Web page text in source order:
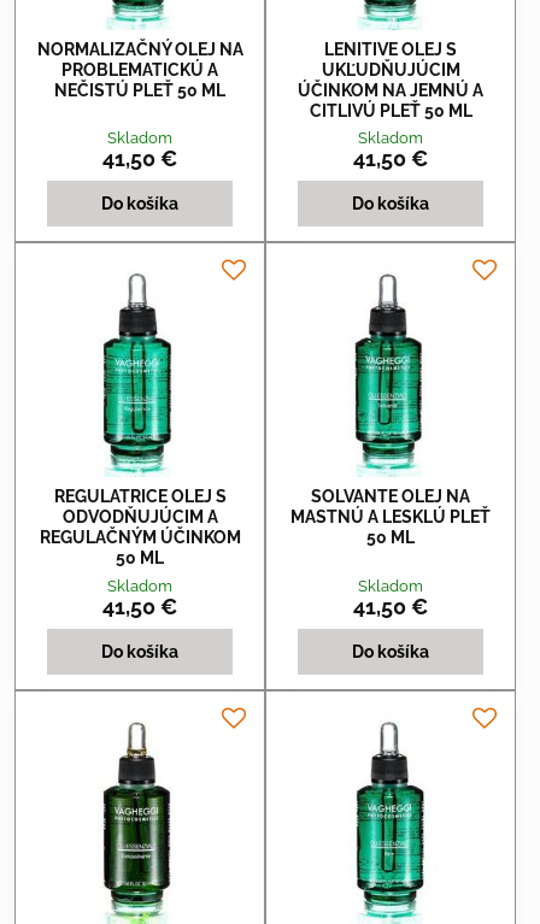
NORMALIZAČNÝ OLEJ NA
PROBLEMATICKÚ A
NEČISTÚ PLEŤ 50 ML
Skladom
41,50 €
Do košíka
LENITIVE OLEJ S
UKĽUDŇUJÚCIM
ÚČINKOM NA JEMNÚ A
CITLIVÚ PLEŤ 50 ML
Skladom
41,50 €
Do košíka
REGULATRICE OLEJ S
ODVODŇUJÚCIM A
REGULAČNÝM ÚČINKOM
50 ML
Skladom
41,50 €
Do košíka
SOLVANTE OLEJ NA
MASTNÚ A LESKLÚ PLEŤ
50 ML
Skladom
41,50 €
Do košíka